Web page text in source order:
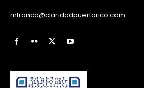
mfranco@claridadpuertorico.com